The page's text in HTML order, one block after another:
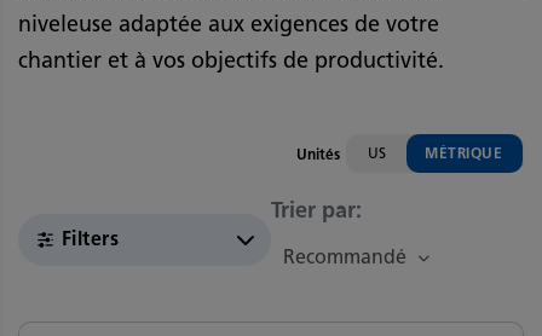
niveleuse adaptée aux exigences de votre
chantier et à vos objectifs de productivité.
Unités US MÉTRIQUE
Filters
Trier par:
Recommandé